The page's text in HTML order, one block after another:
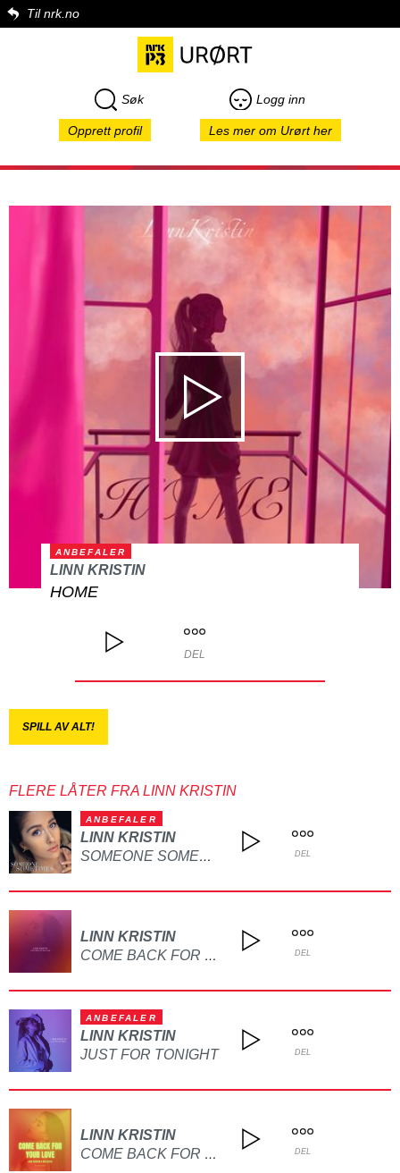
Til nrk.no
Søk Logg inn
Opprett profil Les mer om Urørt her
ANBEFALER
LINN KRISTIN
HOME
DEL
SPILL AV ALT!
FLERE LÅTER FRA LINN KRISTIN
ANBEFALER
LINN KRISTIN
SOMEONE SOMETIMES DEL
LINN KRISTIN
COME BACK FOR YOUR LOVE DEL
ANBEFALER
LINN KRISTIN
JUST FOR TONIGHT
DEL
LINN KRISTIN
COME BACK FOR YOUR LOVE - COLLECTA REMIX DEL